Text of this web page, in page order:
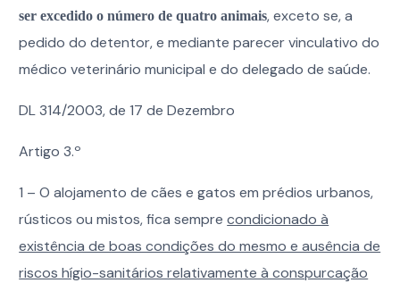
ser excedido o número de quatro animais, exceto se, a
pedido do detentor, e mediante parecer vinculativo do
médico veterinário municipal e do delegado de saúde.
DL 314/2003, de 17 de Dezembro
Artigo 3.º
1 – O alojamento de cães e gatos em prédios urbanos,
rústicos ou mistos, fica semprecondicionado à
existência de boas condições do mesmo e ausência de
riscos hígio-sanitários relativamente à conspurcação